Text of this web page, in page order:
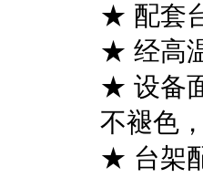
★ 配套
★ 经高
★ 设备
不褪色
★ 台架